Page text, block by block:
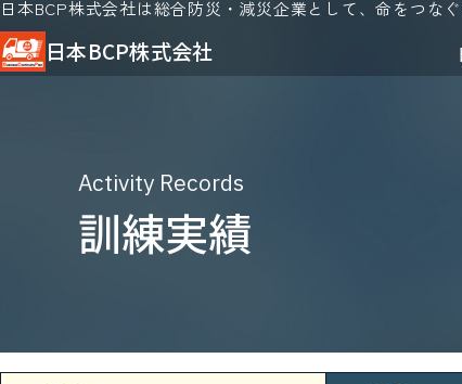
日本BCP株式会社は総合防災・減災企業として、命をつな
日本BCP株式会社
Activity Records
訓練実績